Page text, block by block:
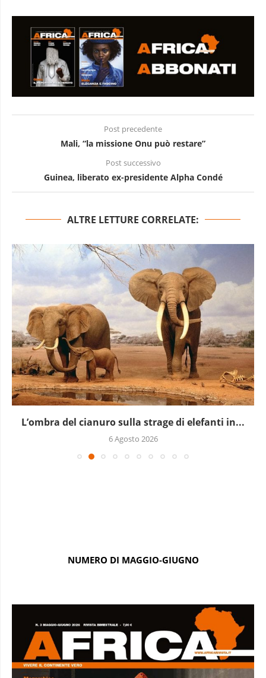
Post precedente
Mali, “la missione Onu può restare”
Post successivo
Guinea, liberato ex-presidente Alpha Condé
ALTRE LETTURE CORRELATE:
L’ombra del cianuro sulla strage di elefanti in...
6 Agosto 2026
NUMERO DI MAGGIO-GIUGNO